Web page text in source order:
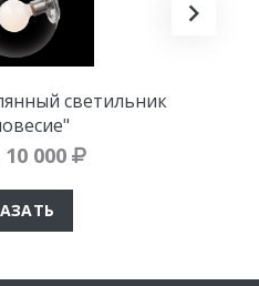
светильник
000